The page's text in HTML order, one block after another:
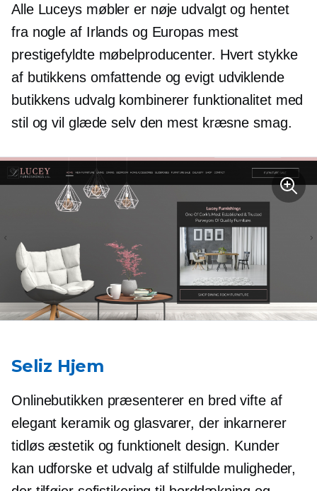
Alle Luceys møbler er nøje udvalgt og hentet
fra nogle af Irlands og Europas mest
prestigefyldte møbelproducenter. Hvert stykke
af butikkens omfattende ogevigt udviklende
butikkens udvalg kombinerer funktionalitet med
stil og vil glæde selv den mest kræsne smag.
Seliz Hjem
Onlinebutikken præsenterer en bred vifte af
elegant keramik og glasvarer, der inkarnerer
tidløs æstetik og funktionelt design. Kunder
kan udforske et udvalg af stilfulde muligheder,